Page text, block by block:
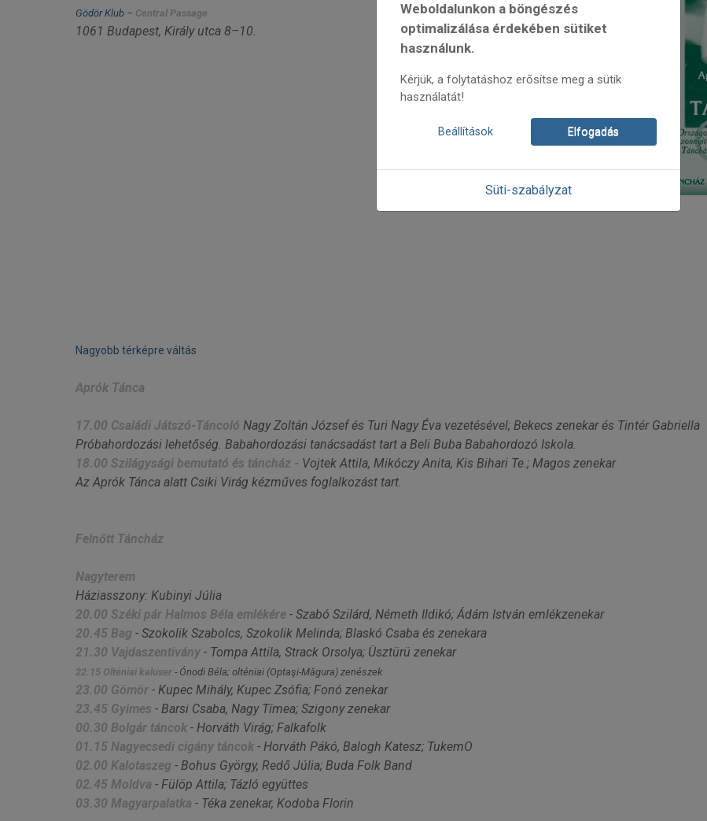
Gödör Klub– Central Passage
1061 Budapest, Király utca 8–10.
Nagyobb térképre váltás
Aprók Tánca
17.00 Családi Játszó-Táncoló Nagy Zoltán József és Turi Nagy Éva vezetésével; Bekecs zenekar és Tintér Gabriella
Próbahordozási lehetőség. Babahordozási tanácsadást tart a Beli Buba Babahordozó Iskola.
18.00 Szilágysági bemutató és táncház - Vojtek Attila, Mikóczy Anita, Kis Bihari Te.; Magos zenekar
Az Aprók Tánca alatt Csiki Virág kézműves foglalkozást tart.
Felnőtt Táncház
Nagyterem
Háziasszony: Kubinyi Júlia
20.00 Széki pár Halmos Béla emlékére- Szabó Szilárd, Németh Ildikó; Ádám István emlékzenekar
20.45 Bag - Szokolik Szabolcs, Szokolik Melinda; Blaskó Csaba és zenekara
21.30 Vajdaszentivány - Tompa Attila, Strack Orsolya; Üsztürü zenekar
22.15 Olténiai kaluser - Ónodi Béla; olténiai (Optaşi-Măgura) zenészek
23.00 Gömör - Kupec Mihály, Kupec Zsófia; Fonó zenekar
23.45 Gyimes - Barsi Csaba, Nagy Tímea; Szigony zenekar
00.30 Bolgár táncok - Horváth Virág; Falkafolk
01.15 Nagyecsedi cigány táncok - Horváth Pákó, Balogh Katesz; TukemO
02.00 Kalotaszeg - Bohus György, Redő Júlia; Buda Folk Band
02.45 Moldva - Fülöp Attila; Tázló együttes
03.30 Magyarpalatka - Téka zenekar, Kodoba Florin
Weboldalunkon a böngészés
optimalizálása érdekében sütiket
használunk.
Kérjük, a folytatáshoz erősítse meg a sütik
használatát!
Beállítások Elfogadás
Süti-szabályzat